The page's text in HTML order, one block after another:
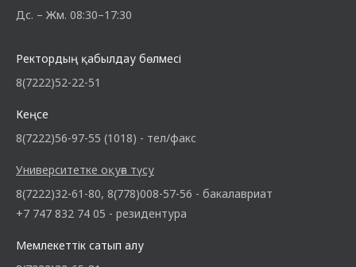
Дс. – Жм. 08:30–17:30
Ректордың қабылдау бөлмесі
8(7222)52-22-51
Кеңсе
8(7222)56-97-55 (1018) - тел/факс
Университетке оқуға түсу
8(7222)32-61-80, 8(778)008-57-56 - бакалавриат
+7 747 832 74 05 - резидентура
Мемлекеттік сатып алу